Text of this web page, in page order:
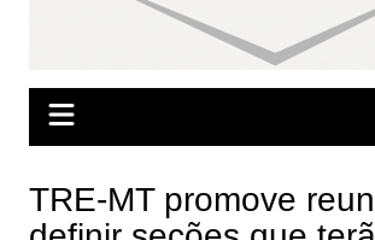
TRE-MT promove